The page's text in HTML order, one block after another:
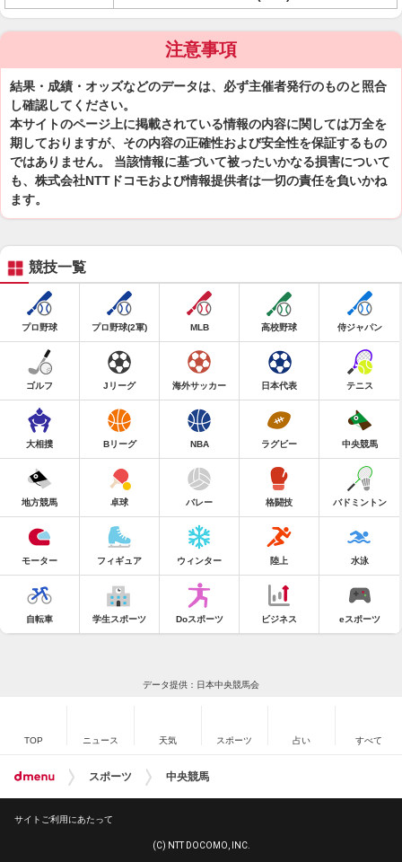
注意事項
結果・成績・オッズなどのデータは、必ず主催者発行のものと照合
し確認してください。
本サイトのページ上に掲載されている情報の内容に関しては万全を
期しておりますが、その内容の正確性および安全性を保証するもの
ではありません。 当該情報に基づいて被ったいかなる損害について
も、株式会社NTTドコモおよび情報提供者は一切の責任を負いかね
ます。
競技一覧
プロ野球 プロ野球(2軍) MLB 高校野球 侍ジャパン
ゴルフ Jリーグ 海外サッカー 日本代表 テニス
大相撲 Bリーグ NBA ラグビー 中央競馬
地方競馬 卓球 バレー 格闘技 バドミントン
モーター フィギュア ウィンター 陸上 水泳
自転車 学生スポーツ Doスポーツ ビジネス eスポーツ
データ提供：日本中央競馬会
TOP ニュース 天気 スポーツ 占い すべて
スポーツ 中央競馬
サイトご利用にあたって
(C) NTT DOCOMO, INC.